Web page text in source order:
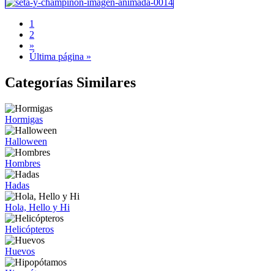
1
2
»
Última página »
Categorías Similares
Hormigas
Halloween
Hombres
Hadas
Hola, Hello y Hi
Helicópteros
Huevos